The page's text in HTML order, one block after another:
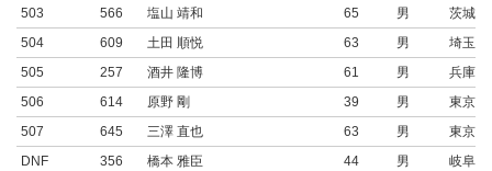
503
566 塩山 靖和 65 男
茨城県
504
609 土田 順悦 63 男
埼玉県
505
257 酒井 隆博 61 男
兵庫県
506
614 原野 剛 39 男
東京都
507
645 三澤 直也 63 男
東京都
DNF
356 橋本 雅臣 44 男
岐阜県